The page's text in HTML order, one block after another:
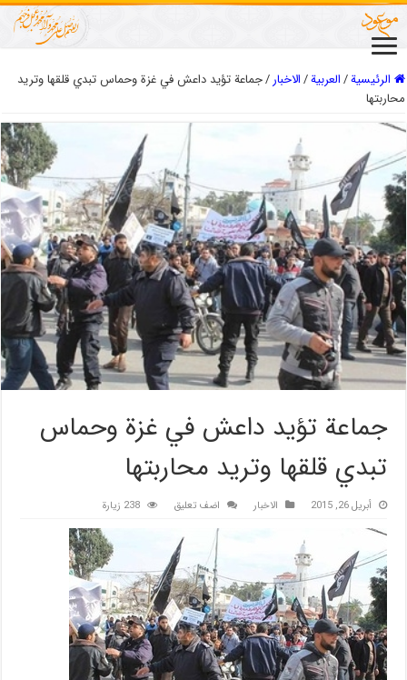
الرئيسية/العربیة/الاخبار/جماعة تؤيد داعش في غزة وحماس تبدي قلقها وتريد
محاربتها
جماعة تؤيد داعش في غزة وحماس
تبدي قلقها وتريد محاربتها
أبريل 26, 2015 الاخبار اضف تعليق 238 زيارة